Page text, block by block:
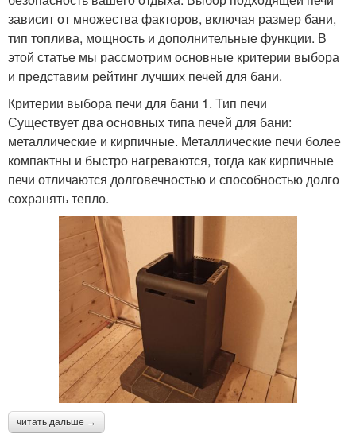
зависит от множества факторов, включая размер бани,
тип топлива, мощность и дополнительные функции. В
этой статье мы рассмотрим основные критерии выбора
и представим рейтинг лучших печей для бани.
Критерии выбора печи для бани 1. Тип печи
Существует два основных типа печей для бани:
металлические и кирпичные. Металлические печи более
компактны и быстро нагреваются, тогда как кирпичные
печи отличаются долговечностью и способностью долго
сохранять тепло.
читать дальше →